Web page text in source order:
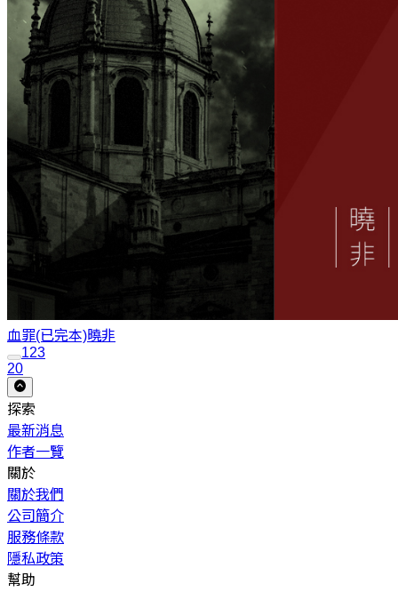
血罪(已完本)曉非
123
20
探索
最新消息
作者一覽
關於
關於我們
公司簡介
服務條款
隱私政策
幫助